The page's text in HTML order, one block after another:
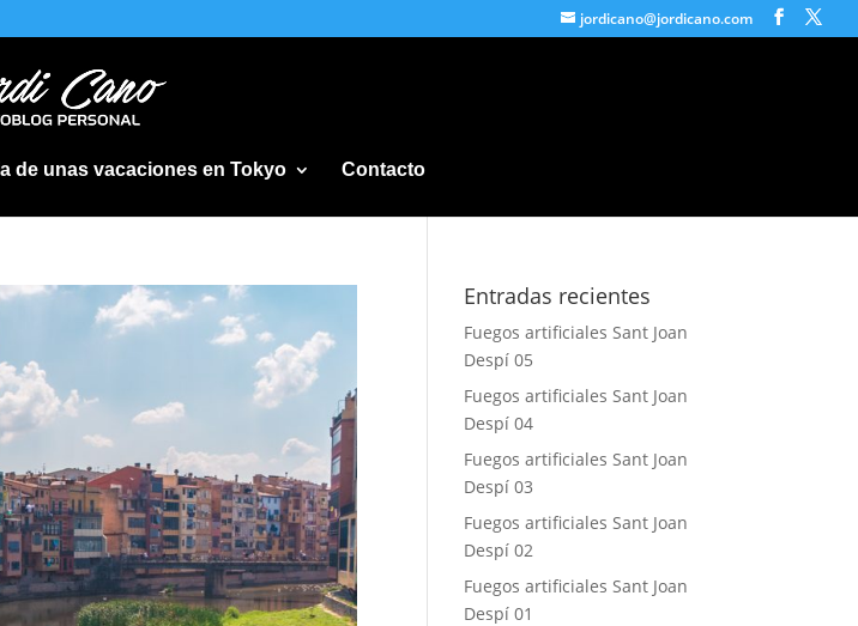
jordicano@jordicano.com
de unas vacaciones en Tokyo Contacto
Entradas recientes
Fuegos artificiales Sant Joan
Despí 05
Fuegos artificiales Sant Joan
Despí 04
Fuegos artificiales Sant Joan
Despí 03
Fuegos artificiales Sant Joan
Despí 02
Fuegos artificiales Sant Joan
Despí 01